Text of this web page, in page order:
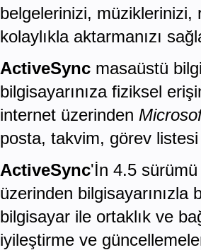
belgelerinizi,
kolaylıkla aktarmanızı
ActiveSync masaüstü
bilgisayarınıza fiziksel
internet üzerinden
posta, takvim, görev
ActiveSync'İn 4.5
üzerinden bilgisayarınızla
bilgisayar ile ortaklık ve
iyileştirme ve